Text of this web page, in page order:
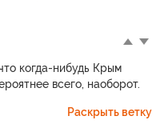
когда-нибудь Крым
всего, наоборот.
Раскрыть ветку